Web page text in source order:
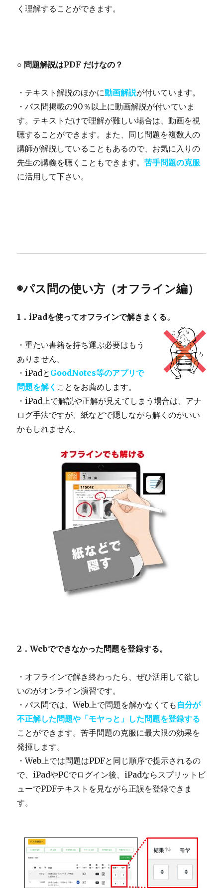
く理解することができます。
○ 問題解説はPDF だけなの？
・テキスト解説のほかに動画解説が付いています。
・パス問掲載の90％以上に動画解説が付いていま
す。テキストだけで理解が難しい場合は、動画を視
聴することができます。また、同じ問題を複数人の
講師が解説していることもあるので、お気に入りの
先生の講義を聴くこともできます。苦手問題の克服
に活用して下さい。
◉パス問の使い方（オフライン編）
1．iPadを使ってオフラインで解きまくる。
・重たい書籍を持ち運ぶ必要はもう
ありません。
・iPadと GoodNotes等のアプリで
問題を解く ことをお薦めします。
・iPad上で解説や正解が見えてしまう場合は、アナ
ログ手法ですが、紙などで隠しながら解くのがいい
かもしれません。
2．Webでできなかった問題を登録する。
・オフラインで解き終わったら、ぜひ活用して欲し
いのがオンライン演習です。
・パス問では、Web上で問題を解かなくても 自分が
不正解した問題や「モヤっと」した問題を登録する
ことができます。苦手問題の克服に最大限の効果を
発揮します。
・Web上では問題はPDFと同じ順序で提示されるの
で、iPadやPCでログイン後、iPadならスプリットビ
ューでPDFテキストを見ながら正誤を登録できま
す。